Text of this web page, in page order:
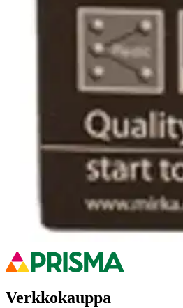
Ominaisuudet
Oletko tyytyväinen
Ovatko tuotetiedot riittävät? Jos
Avautuu uuteen
Ilmainen palautus 30 päivää.*
Nouto myymälästä ilman
Asiakasomistajalle Bonusta
Verkkokauppa